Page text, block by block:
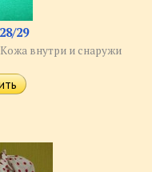
29
внутри и снаружи